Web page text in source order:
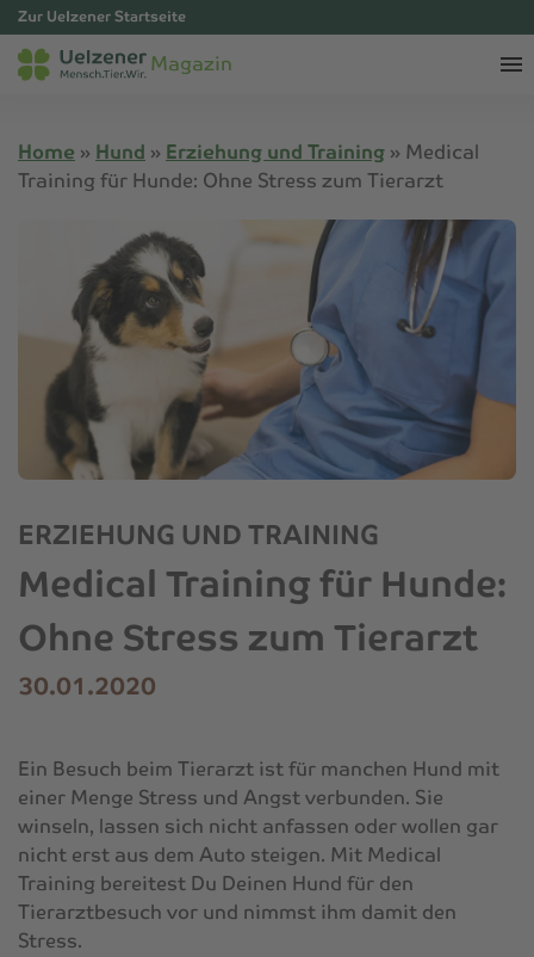
Zur Uelzener Startseite
Magazin
Home » Hund » Erziehung und Training » Medical
Training für Hunde: Ohne Stress zum Tierarzt
ERZIEHUNG UND TRAINING
Medical Training für Hunde:
Ohne Stress zum Tierarzt
30.01.2020
Ein Besuch beim Tierarzt ist für manchen Hund mit
einer Menge Stress und Angst verbunden. Sie
winseln, lassen sich nicht anfassen oder wollen gar
nicht erst aus dem Auto steigen. Mit Medical
Training bereitest Du Deinen Hund für den
Tierarztbesuch vor und nimmst ihm damit den
Stress.